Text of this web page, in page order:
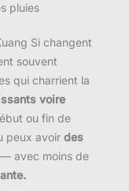
pluies
Si changent
souvent
qui charrient la
voire
ou fin de
peux avoir des
— avec moins de